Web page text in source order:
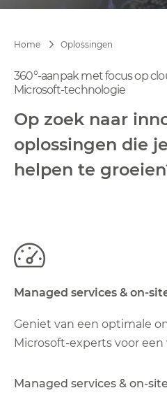
Home Oplossingen
360°-aanpak met focus op
Microsoft-technologie
Op zoek naar
oplossingen die
helpen te
Managed services & on-
Geniet van een optimale
Microsoft-experts voor
Managed services & on-